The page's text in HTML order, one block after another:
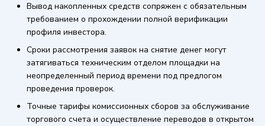
Вывод накопленных средств сопряжен с обязательным
требованием о прохождении полной верификации
профиля инвестора.
Сроки рассмотрения заявок на снятие денег могут
затягиваться техническим отделом площадки на
неопределенный период времени под предлогом
проведения проверок.
Точные тарифы комиссионных сборов за обслуживание
торгового счета и осуществление переводов в открытом